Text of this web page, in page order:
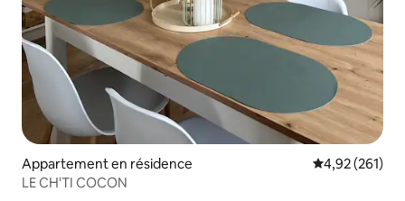
Appartement en résidence Évaluation
4,92 (261)
LE CH'TI COCON